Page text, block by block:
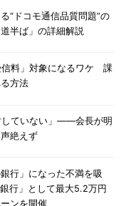
“ドコモ通信品質問題”の
半ば」の詳細解説
料」対象になるワケ 課
方法
していない」――会長が明
絶えず
行」になった不満を吸
行」として最大5.2万円
ンを開催